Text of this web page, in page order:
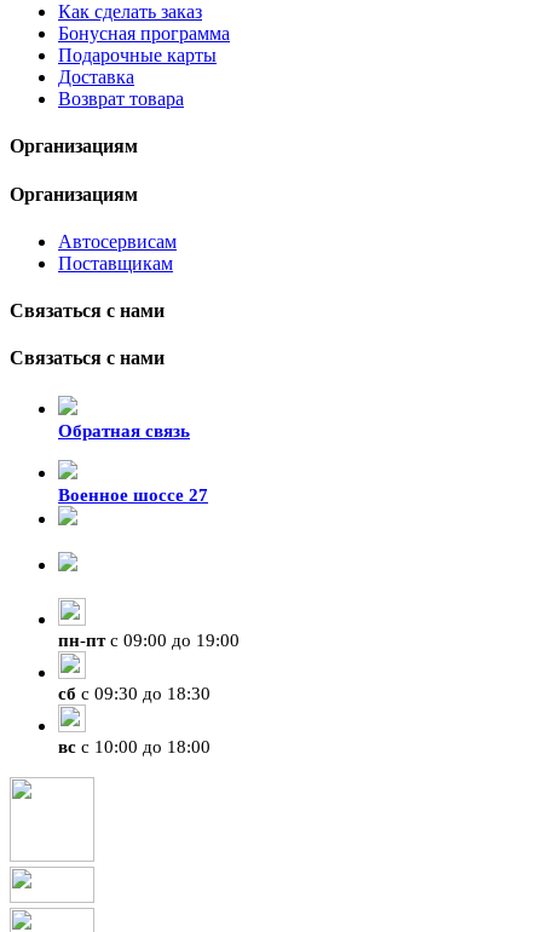
Как сделать заказ
Бонусная программа
Подарочные карты
Доставка
Возврат товара
Организациям
Организациям
Автосервисам
Поставщикам
Связаться с нами
Связаться с нами
Обратная связь
Военное шоссе 27
пн-птс 09:00 до 19:00
сб с 09:30 до 18:30
вс с 10:00 до 18:00